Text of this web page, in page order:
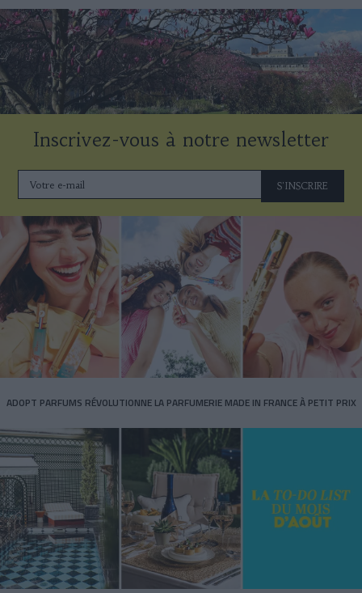
Inscrivez-vous à notre newsletter
S'INSCRIRE
ADOPT PARFUMS RÉVOLUTIONNE LA PARFUMERIE MADE IN FRANCE À PETIT PRIX